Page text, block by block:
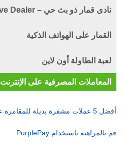
نادى قمار ذو بث حي – Live Dealer
القمار على الهواتف الذكية
لعبة الطاولة أون لاين
المعاملات المصرفية على الإنترنت
أفضل 5 عملات مشفرة بديلة للمقامرة عبر الإنترنت
قم بالمراهنة باستخدام PurplePay